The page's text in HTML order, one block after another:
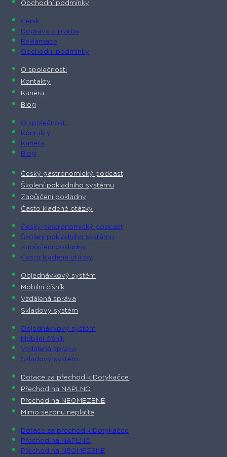
Obchodní podmínky
Ceník
Doprava a platba
Reklamace
Obchodní podmínky
O společnosti​
Kontakty
Kariéra
Blog
O společnosti​
Kontakty
Kariéra
Blog
Český gastronomický podcast​
Školení pokladního systému
Zapůjčení pokladny
Často kladené otázky
Český gastronomický podcast​
Školení pokladního systému
Zapůjčení pokladny
Často kladené otázky
Objednávkový systém
Mobilní číšník
Vzdálená správa
Skladový systém
Objednávkový systém
Mobilní číšník
Vzdálená správa
Skladový systém
Dotace za přechod k Dotykačce
Přechod na NAPLNO
Přechod na NEOMEZENĚ
Mimo sezónu neplaťte
Dotace za přechod k Dotykačce
Přechod na NAPLNO
Přechod na NEOMEZENĚ